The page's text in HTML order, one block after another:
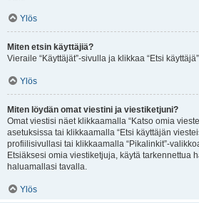
Ylös
Miten etsin käyttäjiä?
Vieraile “Käyttäjät”-sivulla ja klikkaa “Etsi
Ylös
Miten löydän omat viestini ja viestiketjuni?
Omat viestisi näet klikkaamalla “Katso omia
asetuksissa tai klikkaamalla “Etsi käyttäjän
profiilisivullasi tai klikkaamalla “Pikalinkit”-
Etsiäksesi omia viestiketjuja, käytä tarkennettua
haluamallasi tavalla.
Ylös